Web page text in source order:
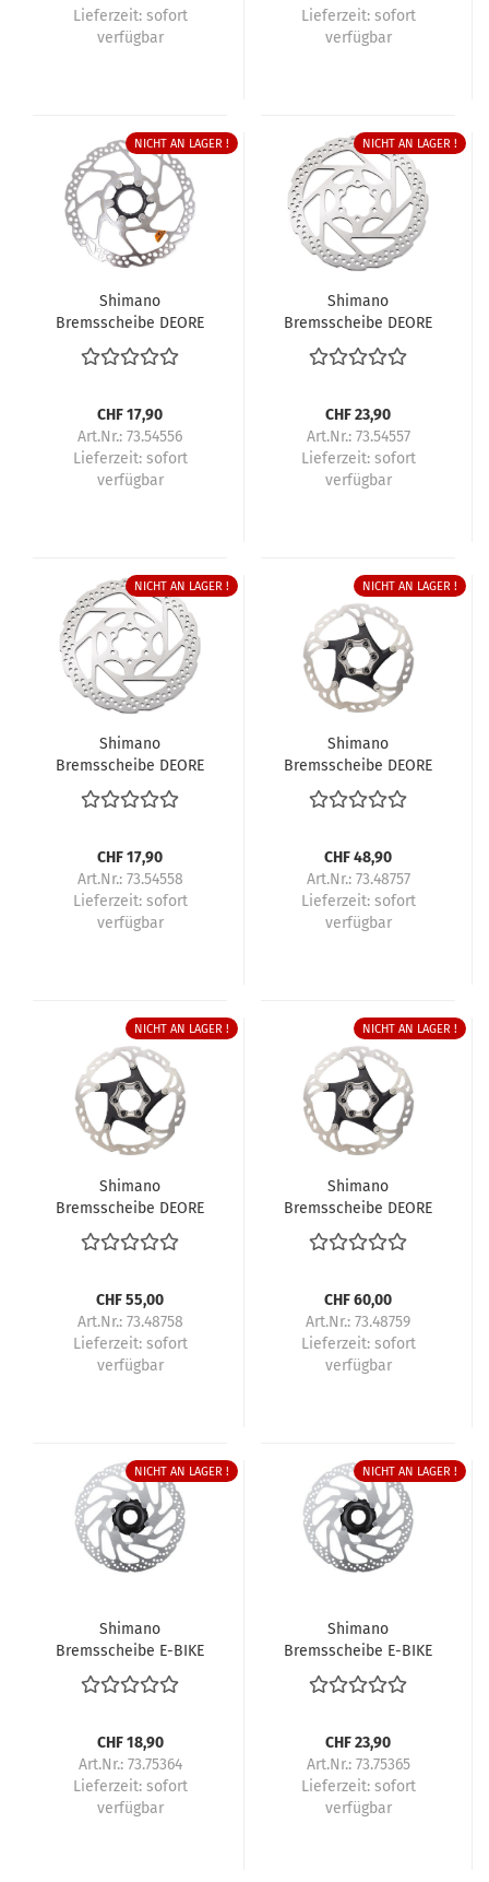
Lieferzeit: sofort
verfügbar
Lieferzeit: sofort
verfügbar
NICHT AN LAGER !
Shimano
Bremsscheibe DEORE
SM-RT54 160 mm
Center-Lock
CHF 17,90
Art.Nr.: 73.54556
Lieferzeit: sofort
verfügbar
NICHT AN LAGER !
Shimano
Bremsscheibe DEORE
SM-RT56 180 mm 6-
Loch
CHF 23,90
Art.Nr.: 73.54557
Lieferzeit: sofort
verfügbar
NICHT AN LAGER !
Shimano
Bremsscheibe DEORE
SM-RT56 160 mm 6-
Loch
CHF 17,90
Art.Nr.: 73.54558
Lieferzeit: sofort
verfügbar
NICHT AN LAGER !
Shimano
Bremsscheibe DEORE
SM-RT76 160 mm 6-
Loch
CHF 48,90
Art.Nr.: 73.48757
Lieferzeit: sofort
verfügbar
NICHT AN LAGER !
Shimano
Bremsscheibe DEORE
SM-RT76 180 mm 6-
Loch
CHF 55,00
Art.Nr.: 73.48758
Lieferzeit: sofort
verfügbar
NICHT AN LAGER !
Shimano
Bremsscheibe DEORE
SM-RT76 203 mm 6-
Loch
CHF 60,00
Art.Nr.: 73.48759
Lieferzeit: sofort
verfügbar
NICHT AN LAGER !
Shimano
Bremsscheibe E-BIKE
RT-EM300 160 mm
Center-Lock Innen-
CHF 18,90
Art.Nr.: 73.75364
Lieferzeit: sofort
verfügbar
NICHT AN LAGER !
Shimano
Bremsscheibe E-BIKE
RT-EM300 180 mm
Center-Lock Innen-
CHF 23,90
Art.Nr.: 73.75365
Lieferzeit: sofort
verfügbar